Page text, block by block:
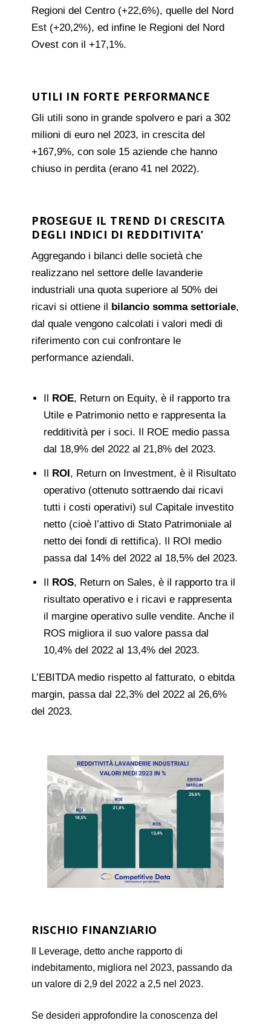
Regioni del Centro (+22,6%), quelle del Nord
Est (+20,2%), ed infine le Regioni del Nord
Ovest con il +17,1%.
UTILI IN FORTE PERFORMANCE
Gli utili sono in grande spolvero e pari a 302
milioni di euro nel 2023, in crescita del
+167,9%, con sole 15 aziende che hanno
chiuso in perdita (erano 41 nel 2022).
PROSEGUE IL TREND DI CRESCITA
DEGLI INDICI DI REDDITIVITA’
Aggregando i bilanci delle società che
realizzano nel settore delle lavanderie
industriali una quota superiore al 50% dei
ricavi si ottiene il bilancio somma settoriale,
dal quale vengono calcolati i valori medi di
riferimento con cui confrontare le
performance aziendali.
Il ROE, Return on Equity, è il rapporto tra
Utile e Patrimonio netto e rappresenta la
redditività per i soci. Il ROE medio passa
dal 18,9% del 2022 al 21,8% del 2023.
Il ROI, Return on Investment, è il Risultato
operativo (ottenuto sottraendo dai ricavi
tutti i costi operativi) sul Capitale investito
netto (cioè l’attivo di Stato Patrimoniale al
netto dei fondi di rettifica). Il ROI medio
passa dal 14% del 2022 al 18,5% del 2023.
Il ROS, Return on Sales, è il rapporto tra il
risultato operativo e i ricavi e rappresenta
il margine operativo sulle vendite. Anche il
ROS migliora il suo valore passa dal
10,4% del 2022 al 13,4% del 2023.
L’EBITDA medio rispetto al fatturato, o ebitda
margin, passa dal 22,3% del 2022 al 26,6%
del 2023.
RISCHIO FINANZIARIO
Il Leverage, detto anche rapporto di
indebitamento, migliora nel 2023, passando da
un valore di 2,9 del 2022 a 2,5 nel 2023.
Se desideri approfondire la conoscenza del